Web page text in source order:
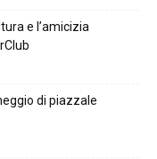
e l’amicizia
di piazzale